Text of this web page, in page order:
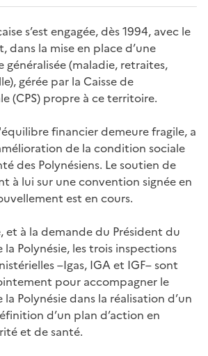
s’est engagée, dès 1994, avec le
dans la mise en place d’une
(maladie, retraites,
gérée par la Caisse de
(CPS) propre à ce territoire.
financier demeure fragile, a
de la condition sociale
des Polynésiens. Le soutien de
à lui sur une convention signée en
est en cours.
et à la demande du Président du
Polynésie, les trois inspections
–Igas, IGA et IGF– sont
pour accompagner le
Polynésie dans la réalisation d’un
d’un plan d’action en
et de santé.